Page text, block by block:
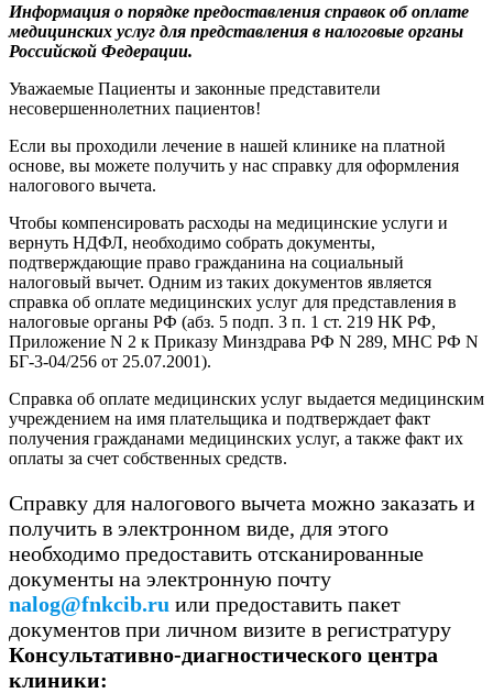
Информация о порядке предоставления справок об оплате
медицинских услуг для представления в налоговые органы
Российской Федерации.
Уважаемые Пациенты и законные представители
несовершеннолетних пациентов!
Если вы проходили лечение в нашей клинике на платной
основе, вы можете получить у нас справку для оформления
налогового вычета.
Чтобы компенсировать расходы на медицинские услуги и
вернуть НДФЛ, необходимо собрать документы,
подтверждающие право гражданина на социальный
налоговый вычет. Одним из таких документов является
справка об оплате медицинских услуг для представления в
налоговые органы РФ (абз. 5 подп. 3 п. 1 ст. 219 НК РФ,
Приложение N 2 к Приказу Минздрава РФ N 289, МНС РФ N
БГ-3-04/256 от 25.07.2001).
Справка об оплате медицинских услуг выдается медицинским
учреждением на имя плательщика и подтверждает факт
получения гражданами медицинских услуг, а также факт их
оплаты за счет собственных средств.
Справку для налогового вычета можно заказать и
получить в электронном виде, для этого
необходимо предоставить отсканированные
документы на электронную почту
nalog@fnkcib.ru или предоставить пакет
документов при личном визите в регистратуру
Консультативно-диагностического центра
клиники: